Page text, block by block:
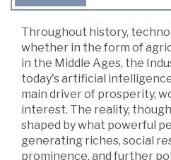
Throughout history,
whether in the form of
in the Middle Ages, the
today's artificial
main driver of prosperity,
interest. The reality,
shaped by what powerful
generating riches, social
prominence, and further